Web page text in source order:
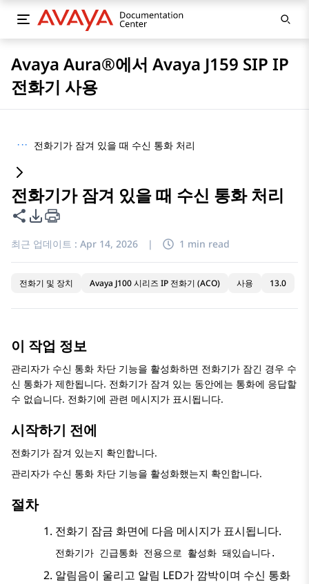
Avaya Aura®에서 Avaya J159 SIP IP
전화기 사용
··· 전화기가 잠겨 있을 때 수신 통화 처리
전화기가 잠겨 있을 때 수신 통화 처리
이 페이지 공유
PDF 내보내기 옵션
최근 업데이트 : Apr 14, 2026 | 1 min read
전화기 및 장치 Avaya J100 시리즈 IP 전화기 (ACO) 사용 13.0
이 작업 정보
관리자가 수신 통화 차단 기능을 활성화하면 전화기가 잠긴 경우 수
신 통화가 제한됩니다. 전화기가 잠겨 있는 동안에는 통화에 응답할
수 없습니다. 전화기에 관련 메시지가 표시됩니다.
시작하기 전에
전화기가 잠겨 있는지 확인합니다.
관리자가 수신 통화 차단 기능을 활성화했는지 확인합니다.
절차
전화기 잠금 화면에 다음 메시지가 표시됩니다.
전화기가 긴급통화 전용으로 활성화 돼있습니다.
알림음이 울리고 알림 LED가 깜박이며 수신 통화